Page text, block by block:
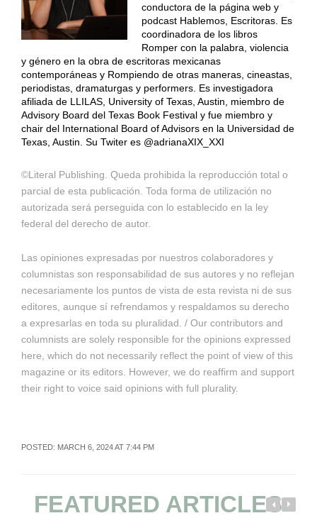
conductora de la página web y
podcast Hablemos, Escritoras. Es
coordinadora de los libros
Romper con la palabra, violencia
y género en la obra de escritoras mexicanas
contemporáneas y Rompiendo de otras maneras, cineastas,
periodistas, dramaturgas y performers. Es investigadora
afiliada de LLILAS, University of Texas, Austin, miembro de
Advisory Board del Texas Book Festival y fue miembro y
chair del International Board of Advisors en la Universidad de
Texas, Austin. Su Twiter es @adrianaXIX_XXI
©Literal Publishing. Queda prohibida la reproducción total o
parcial de esta publicación. Toda forma de utilización no
autorizada será perseguida con lo establecido en la ley
federal del derecho de autor.
Las opiniones expresadas por nuestros colaboradores y
columnistas son responsabilidad de sus autores y no reflejan
necesariamente los puntos de vista de esta revista ni de sus
editores, aunque sí refrendamos y respaldamos su derecho
a expresarlas en toda su pluralidad. / Our contributors and
columnists are solely responsible for the opinions expressed
here, which do not necessarily reflect the point of view of this
magazine or its editors. However, we do reaffirm and support
their right to voice said opinions with full plurality.
POSTED: MARCH 6, 2024 AT 7:44 PM
FEATURED ARTICLES